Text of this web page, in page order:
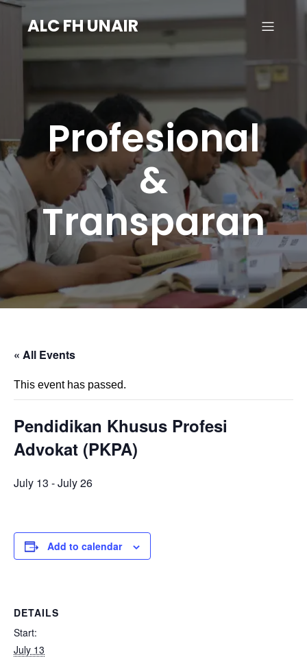
ALC FH UNAIR
Profesional
&
Transparan
« All Events
This event has passed.
Pendidikan Khusus Profesi
Advokat (PKPA)
July 13 -July 26
Add to calendar
DETAILS
Start:
July 13